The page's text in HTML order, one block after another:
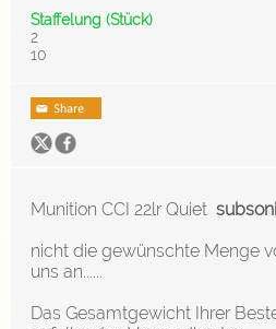
Staffelung (Stück)
2
10
Munition CCI 22lr Quiet
nicht die gewünschte Menge
uns an......
Das Gesamtgewicht Ihrer